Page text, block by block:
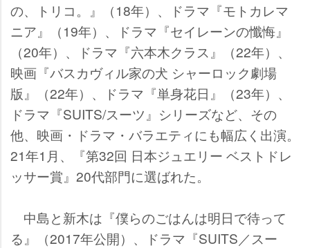
の、トリコ。』（18年）、ドラマ『モトカレマ
ニア』（19年）、ドラマ『セイレーンの懺悔』
（20年）、ドラマ『六本木クラス』（22年）、
映画『バスカヴィル家の犬 シャーロック劇場
版』（22年）、ドラマ『単身花日』（23年）、
ドラマ『SUITS/スーツ』シリーズなど、その
他、映画・ドラマ・バラエティにも幅広く出演。
21年1月、『第32回 日本ジュエリー ベストドレ
ッサー賞』20代部門に選ばれた。
中島と新木は『僕らのごはんは明日で待って
る』（2017年公開）、ドラマ『SUITS／スー